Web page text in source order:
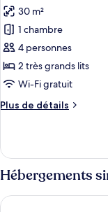
Chambre
Simple
les
photos
pour
ce
type
chambre :
30 m²
1 chambre
4 personnes
2 très grands lits
Wi-Fi gratuit
Plus de détails
Plus
le
type
de
chambre
Chambre
Hébergements
Arena Lodge